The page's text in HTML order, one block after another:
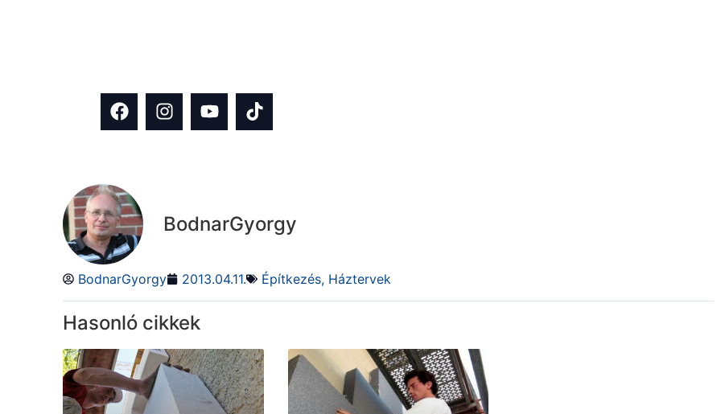
BodnarGyorgy
BodnarGyorgy 2013.04.11. Építkezés, Háztervek
Hasonló cikkek